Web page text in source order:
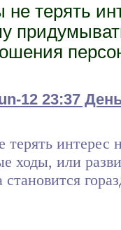
не терять
12 23:37
терять
ходы, или